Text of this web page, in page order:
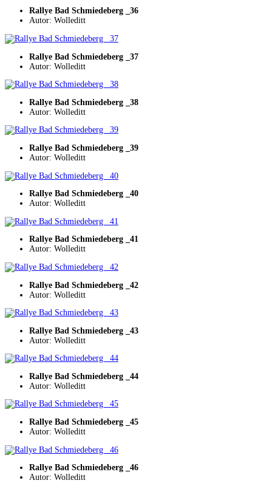
Rallye Bad Schmiedeberg _36
Autor: Wolleditt
Rallye Bad Schmiedeberg _37
Autor: Wolleditt
Rallye Bad Schmiedeberg _38
Autor: Wolleditt
Rallye Bad Schmiedeberg _39
Autor: Wolleditt
Rallye Bad Schmiedeberg _40
Autor: Wolleditt
Rallye Bad Schmiedeberg _41
Autor: Wolleditt
Rallye Bad Schmiedeberg _42
Autor: Wolleditt
Rallye Bad Schmiedeberg _43
Autor: Wolleditt
Rallye Bad Schmiedeberg _44
Autor: Wolleditt
Rallye Bad Schmiedeberg _45
Autor: Wolleditt
Rallye Bad Schmiedeberg _46
Autor: Wolleditt